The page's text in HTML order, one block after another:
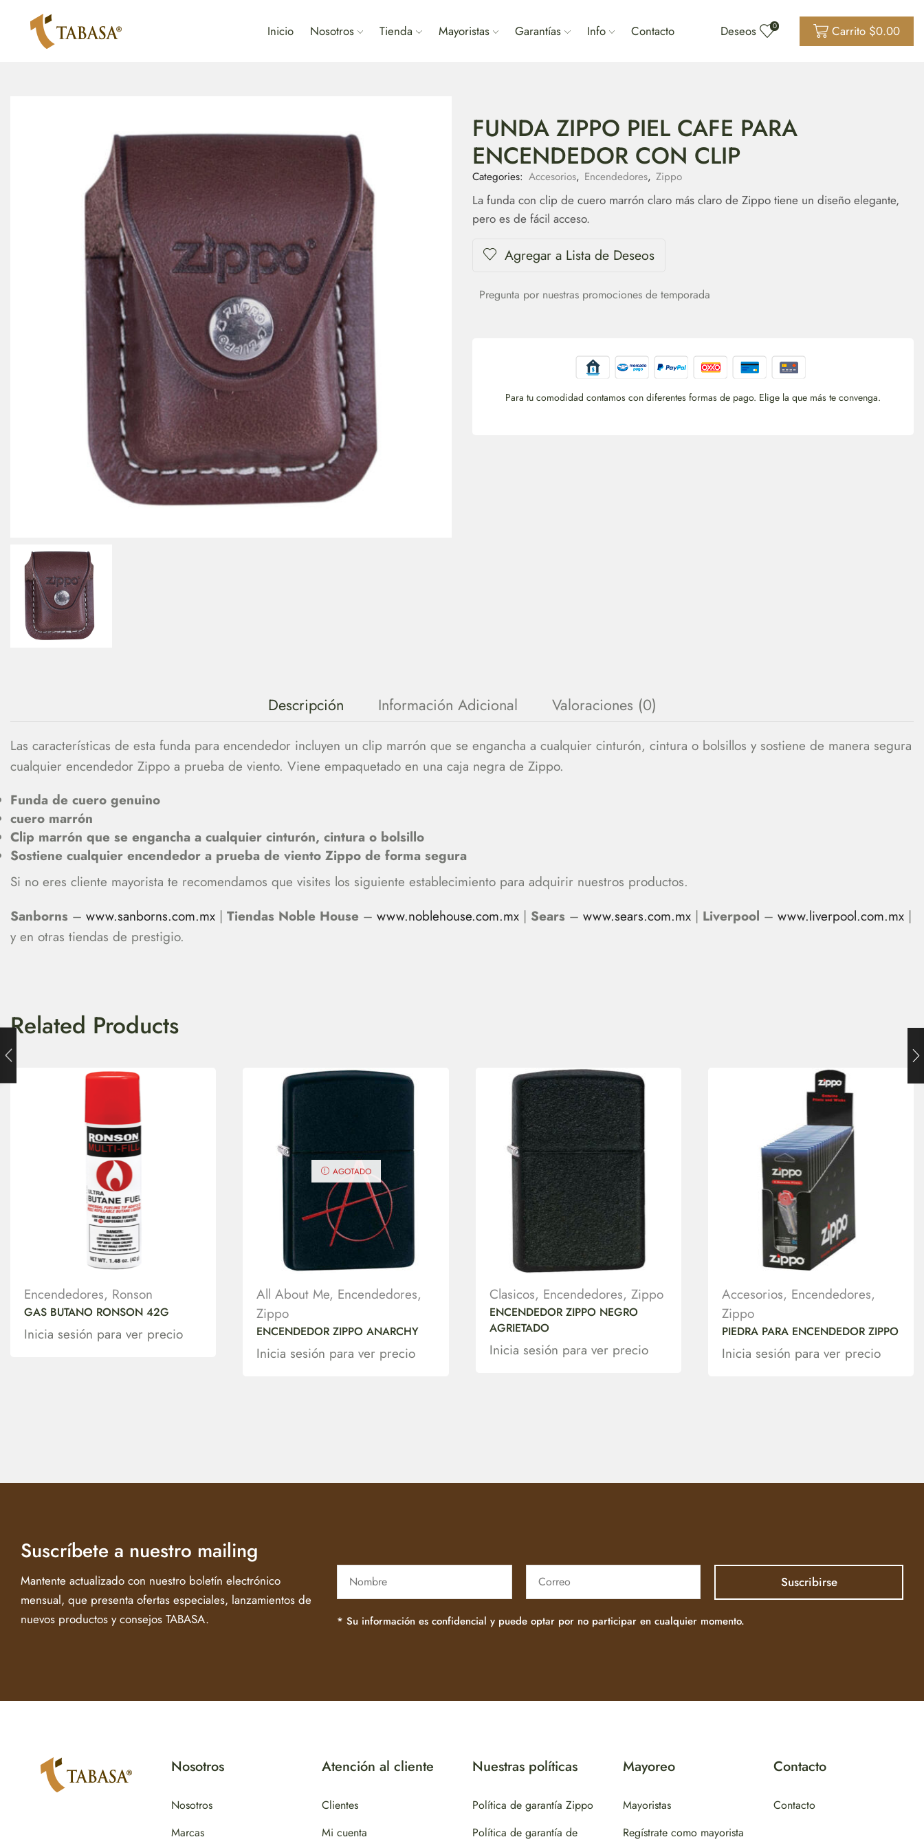
Inicio Nosotros Tienda Mayoristas Garantías Info Contacto Deseos 0 Carrito $0.00
FUNDA ZIPPO PIEL CAFE PARA
ENCENDEDOR CON CLIP
Categories: Accesorios, Encendedores, Zippo
La funda con clip de cuero marrón claro más claro de Zippo tiene un diseño elegante,
pero es de fácil acceso.
Agregar a Lista de Deseos
Pregunta por nuestras promociones de temporada
Para tu comodidad contamos con diferentes formas de pago. Elige la que más te convenga.
Descripción Información Adicional Valoraciones (0)
Las características de esta funda para encendedor incluyen un clip marrón que se engancha a cualquier cinturón, cintura o bolsillos y sostiene de manera segura
cualquier encendedor Zippo a prueba de viento. Viene empaquetado en una caja negra de Zippo.
Funda de cuero genuino
cuero marrón
Clip marrón que se engancha a cualquier cinturón, cintura o bolsillo
Sostiene cualquier encendedor a prueba de viento Zippo de forma segura
Si no eres cliente mayorista te recomendamos que visites los siguiente establecimiento para adquirir nuestros productos.
Sanborns – www.sanborns.com.mx | Tiendas Noble House – www.noblehouse.com.mx | Sears – www.sears.com.mx | Liverpool – www.liverpool.com.mx |
y en otras tiendas de prestigio.
Related Products
Encendedores, Ronson
GAS BUTANO RONSON 42G
Inicia sesión para ver precio
AGOTADO
All About Me, Encendedores,
Zippo
ENCENDEDOR ZIPPO ANARCHY
Inicia sesión para ver precio
Clasicos, Encendedores, Zippo
ENCENDEDOR ZIPPO NEGRO
AGRIETADO
Inicia sesión para ver precio
Accesorios, Encendedores,
Zippo
PIEDRA PARA ENCENDEDOR ZIPPO
Inicia sesión para ver precio
Suscríbete a nuestro mailing
Mantente actualizado con nuestro boletín electrónico
mensual, que presenta ofertas especiales, lanzamientos de
nuevos productos y consejos TABASA.
* Su información es confidencial y puede optar por no participar en cualquier momento.
Nosotros
Nosotros
Marcas
Atención al cliente
Clientes
Mi cuenta
Nuestras políticas
Política de garantía Zippo
Política de garantía de
Mayoreo
Mayoristas
Regístrate como mayorista
Contacto
Contacto